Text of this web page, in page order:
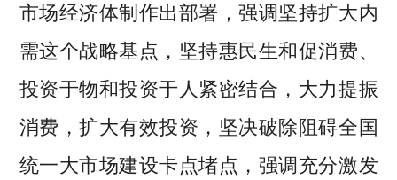
市场经济体制作出部署，强调坚持扩大内
需这个战略基点，坚持惠民生和促消费、
投资于物和投资于人紧密结合，大力提振
消费，扩大有效投资，坚决破除阻碍全国
统一大市场建设卡点堵点，强调充分激发